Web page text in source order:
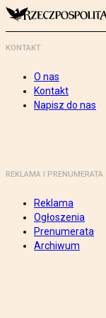
KONTAKT
O nas
Kontakt
Napisz do nas
REKLAMA I PRENUMERATA
Reklama
Ogłoszenia
Prenumerata
Archiwum